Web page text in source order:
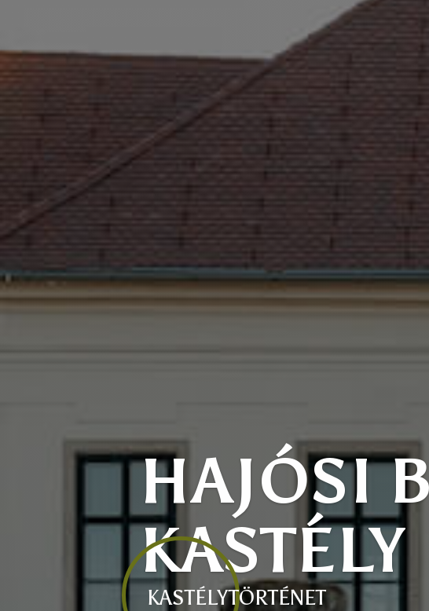
HAJÓSI
KASTÉLY
KASTÉLYTÖRTÉNET